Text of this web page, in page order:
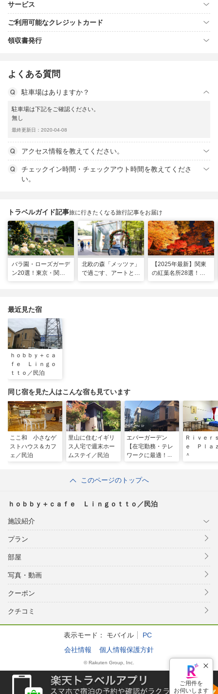
サービス
ご利用可能なクレジットカード
領収書発行
よくある質問
駐車場はありますか？
駐車場は下記をご確認ください。
無し
最終更新日：2020-04-08
アクセス情報を教えてください。
チェックイン時間・チェックアウト時間を教えてくださ
い。
トラベルガイド記事旅に行きたくなる旅行記事をお届け
バラ園・ローズガーデ
ン20選！東京・関東
北欧の森「メッツァ」
で過ごす、アートとム
【2025年最新】関東
の紅葉名所28選！
最近見た宿
ｈｏｂｂｙ＋ｃａ
ｆｅ Ｌｉｎｇｏ
ｔｔｏ／民泊
同じ宿を見た人はこんな宿も見ています
ここ和 小さなゲ
ストハウス＆カフ
ェ／民泊
里山に住むイギリ
ス人宅で週末ホー
ムステイ／民泊
エバーガーデン
【在宅勤務・テレ
ワークに最適！】
Ｒｉｖｅｒ
ｅ Ｐｌ
＾
このページのトップへ
ｈｏｂｂｙ＋ｃａｆｅ Ｌｉｎｇｏｔｔｏ／民泊
施設紹介
プラン
部屋
写真・動画
クーポン
クチコミ
表示モード： モバイル
PC
会社情報
個人情報保護方針
© Rakuten Group, Inc.
ご用件を
お伺いします